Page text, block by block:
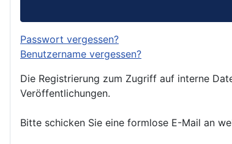
Passwort vergessen?
Benutzername vergessen?
Die Registrierung zum Zugriff auf interne
Veröffentlichungen.
Bitte schicken Sie eine formlose E-Mail an